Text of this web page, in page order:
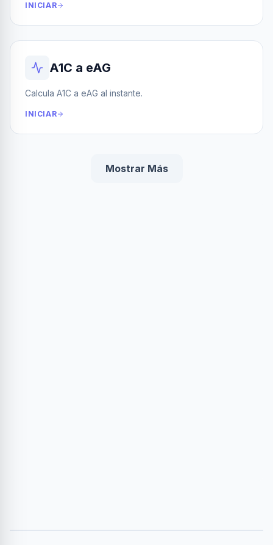
INICIAR
A1C a eAG
Calcula A1C a eAG al instante.
INICIAR
Mostrar Más